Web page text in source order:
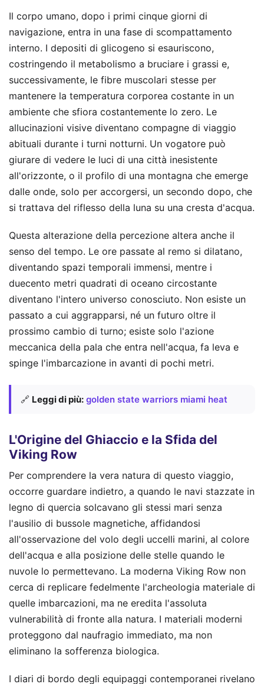
Il corpo umano, dopo i primi cinque giorni di
navigazione, entra in una fase di scompattamento
interno. I depositi di glicogeno si esauriscono,
costringendo il metabolismo a bruciare i grassi e,
successivamente, le fibre muscolari stesse per
mantenere la temperatura corporea costante in un
ambiente che sfiora costantemente lo zero. Le
allucinazioni visive diventano compagne di viaggio
abituali durante i turni notturni. Un vogatore può
giurare di vedere le luci di una città inesistente
all'orizzonte, o il profilo di una montagna che emerge
dalle onde, solo per accorgersi, un secondo dopo, che
si trattava del riflesso della luna su una cresta d'acqua.
Questa alterazione della percezione altera anche il
senso del tempo. Le ore passate al remo si dilatano,
diventando spazi temporali immensi, mentre i
duecento metri quadrati di oceano circostante
diventano l'intero universo conosciuto. Non esiste un
passato a cui aggrapparsi, né un futuro oltre il
prossimo cambio di turno; esiste solo l'azione
meccanica della pala che entra nell'acqua, fa leva e
spinge l'imbarcazione in avanti di pochi metri.
🔗 Leggi di più: golden state warriors miami heat
L'Origine del Ghiaccio e la Sfida del
Viking Row
Per comprendere la vera natura di questo viaggio,
occorre guardare indietro, a quando le navi stazzate in
legno di quercia solcavano gli stessi mari senza
l'ausilio di bussole magnetiche, affidandosi
all'osservazione del volo degli uccelli marini, al colore
dell'acqua e alla posizione delle stelle quando le
nuvole lo permettevano. La moderna Viking Row non
cerca di replicare fedelmente l'archeologia materiale di
quelle imbarcazioni, ma ne eredita l'assoluta
vulnerabilità di fronte alla natura. I materiali moderni
proteggono dal naufragio immediato, ma non
eliminano la sofferenza biologica.
I diari di bordo degli equipaggi contemporanei rivelano